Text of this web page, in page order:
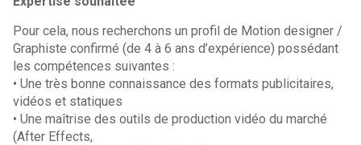
Pour cela, nous recherchons un profil de Motion designer /
Graphiste confirmé (de 4 à 6 ans d’expérience) possédant
les compétences suivantes :
• Une très bonne connaissance des formats publicitaires,
vidéos et statiques
• Une maîtrise des outils de production vidéo du marché
(After Effects,